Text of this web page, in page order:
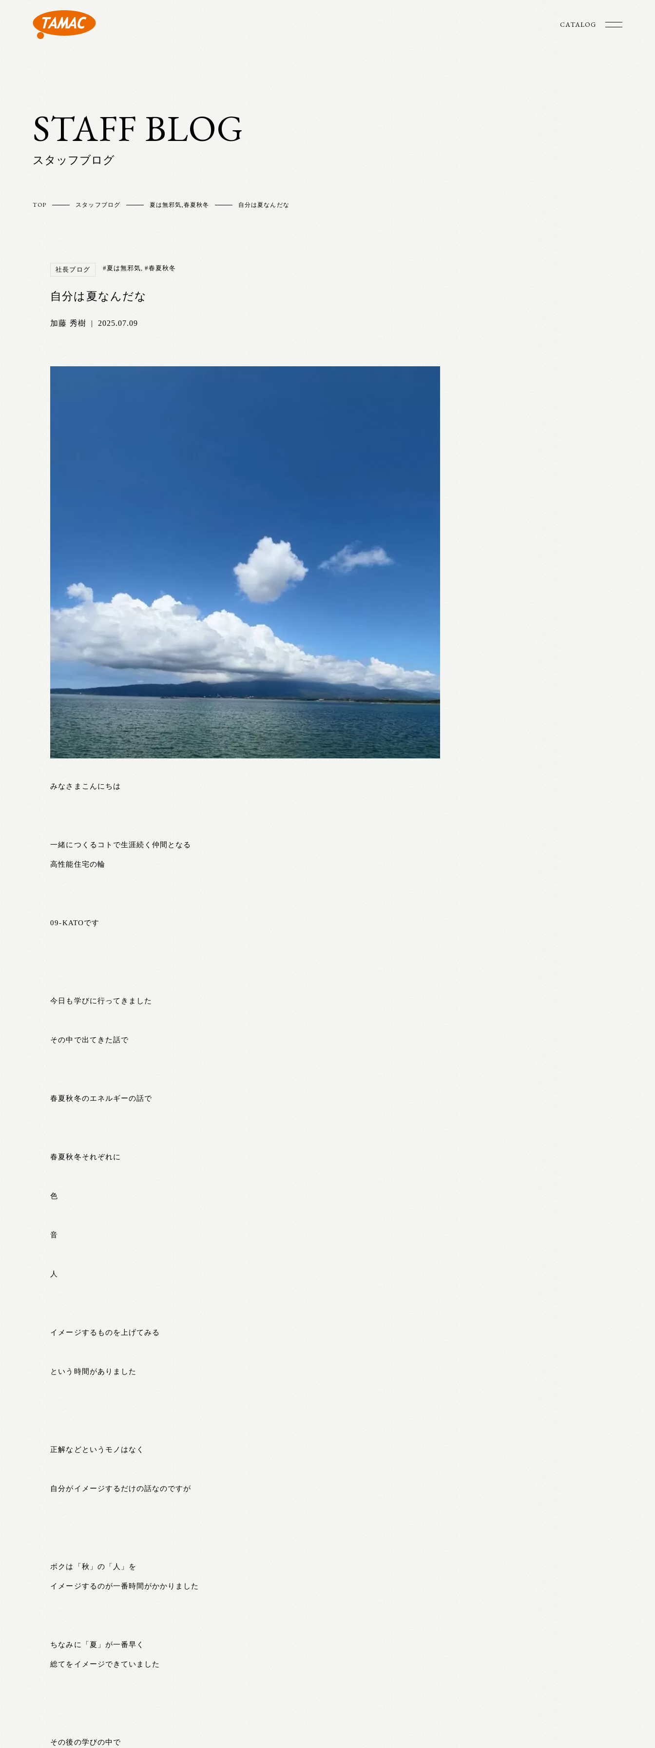
CATALOG
STAFF BLOG
スタッフブログ
TOP スタッフブログ 夏は無邪気,春夏秋冬 自分は夏なんだな
社長ブログ #夏は無邪気 ,#春夏秋冬
自分は夏なんだな
加藤 秀樹 | 2025.07.09
みなさまこんにちは
一緒につくるコトで生涯続く仲間となる
高性能住宅の輪
09-KATOです
今日も学びに行ってきました
その中で出てきた話で
春夏秋冬のエネルギーの話で
春夏秋冬それぞれに
色
音
人
イメージするものを上げてみる
という時間がありました
正解などというモノはなく
自分がイメージするだけの話なのですが
ボクは「秋」の「人」を
イメージするのが一番時間がかかりました
ちなみに「夏」が一番早く
総てをイメージできていました
その後の学びの中で